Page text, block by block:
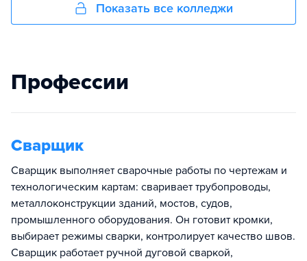
Показать все колледжи
Профессии
Сварщик
Сварщик выполняет сварочные работы по чертежам и
технологическим картам: сваривает трубопроводы,
металлоконструкции зданий, мостов, судов,
промышленного оборудования. Он готовит кромки,
выбирает режимы сварки, контролирует качество швов.
Сварщик работает ручной дуговой сваркой,